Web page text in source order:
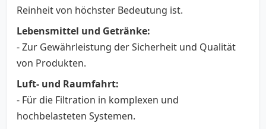
Reinheit von höchster Bedeutung ist.
Lebensmittel und Getränke:
- Zur Gewährleistung der Sicherheit und Qualität
von Produkten.
Luft- und Raumfahrt:
- Für die Filtration in komplexen und
hochbelasteten Systemen.